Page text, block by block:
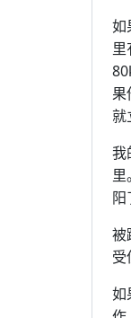
如
果
就
我
阳
被
受
如